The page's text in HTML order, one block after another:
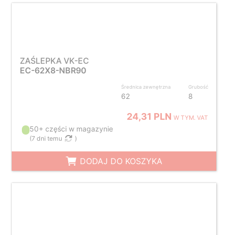
ZAŚLEPKA VK-EC
EC-62X8-NBR90
Średnica zewnętrzna
62
Grubość
8
24,31 PLNW TYM. VAT
50+ części w magazynie
(7 dni temu )
DODAJ DO KOSZYKA